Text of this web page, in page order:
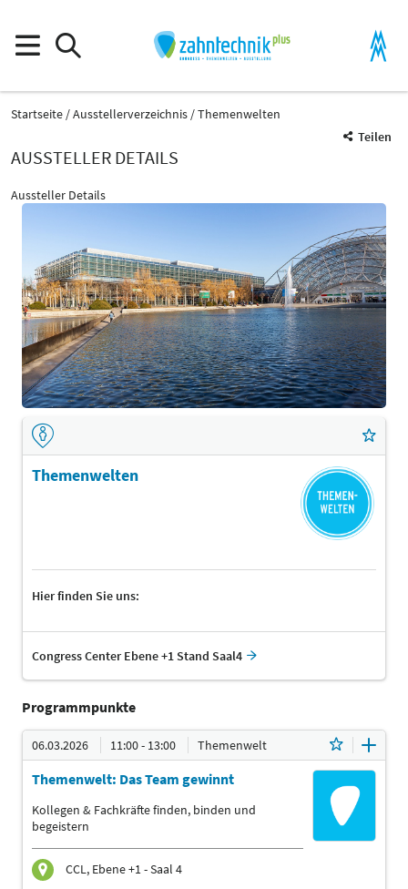
Startseite Ausstellerverzeichnis
Themenwelten
Teilen
AUSSTELLER DETAILS
Aussteller Details
Themenwelten
Hier finden Sie uns:
Congress Center Ebene +1 Stand Saal4
Programmpunkte
06.03.2026 11:00 - 13:00 Themenwelt
Themenwelt: Das Team gewinnt
Kollegen & Fachkräfte finden, binden und
begeistern
CCL, Ebene +1 - Saal 4